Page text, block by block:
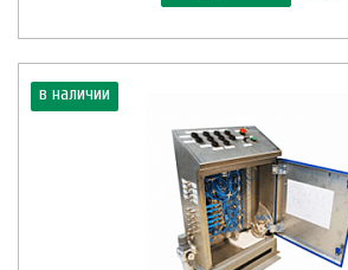
в наличии